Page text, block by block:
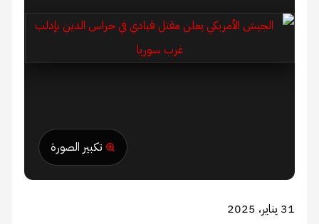
تكبير الصورة
31 يناير، 2025